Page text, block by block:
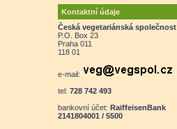
Kontaktní údaje
Česká vegetariánská společnost
P.O. Box 23
Praha 011
118 01
e-mail:
tel: 728 742 493
bankovní účet: RaiffeisenBank
2141804001 / 5500